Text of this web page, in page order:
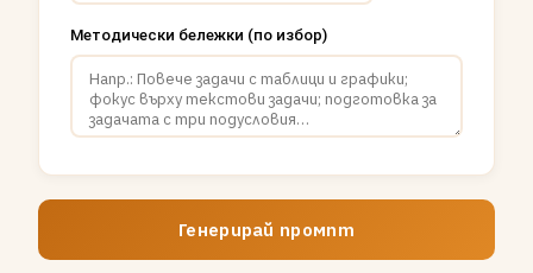
Методически бележки (по избор)
Генерирай промпт